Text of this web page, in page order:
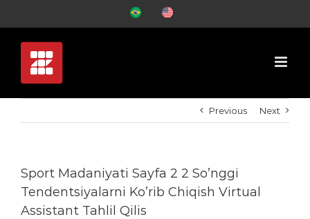
PT-
EN-
Previous Next
Sport Madaniyati Sayfa 2 2 So’nggi
Tendentsiyalarni Ko’rib Chiqish Virtual
Assistant Tahlil Qilis